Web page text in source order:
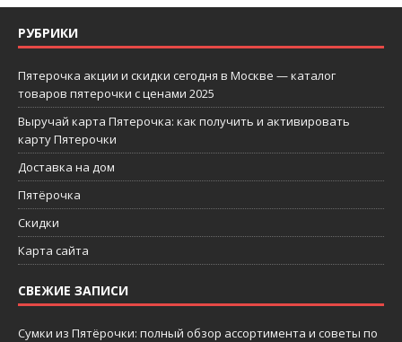
РУБРИКИ
Пятерочка акции и скидки сегодня в Москве — каталог
товаров пятерочки с ценами 2025
Выручай карта Пятерочка: как получить и активировать
карту Пятерочки
Доставка на дом
Пятёрочка
Скидки
Карта сайта
СВЕЖИЕ ЗАПИСИ
Сумки из Пятёрочки: полный обзор ассортимента и советы по